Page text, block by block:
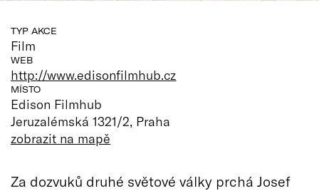
TYP AKCE
Film
WEB
http://www.edisonfilmhub.cz
MÍSTO
Edison Filmhub
Jeruzalémská 1321/2, Praha
zobrazit na mapě
Za dozvuků druhé světové války prchá Josef